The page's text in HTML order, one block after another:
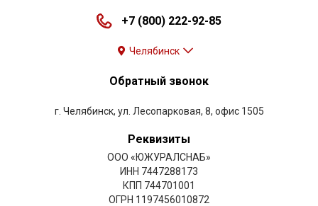
+7 (800) 222-92-85
Челябинск
Обратный звонок
г. Челябинск, ул. Лесопарковая, 8, офис 1505
Реквизиты
ООО «ЮЖУРАЛСНАБ»
ИНН 7447288173
КПП 744701001
ОГРН 1197456010872